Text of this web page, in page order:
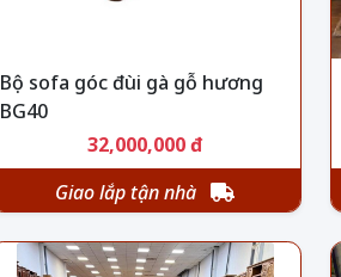
Bộ sofa góc đùi gà gỗ hương
BG40
32,000,000 đ
Giao lắp tận nhà